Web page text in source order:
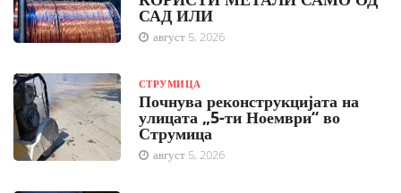
САД ИЛИ
август 5, 2026
СТРУМИЦА
Почнува реконструкцијата на
улицата „5-ти Ноември“ во
Струмица
август 5, 2026